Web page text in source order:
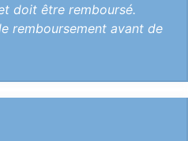
doit être remboursé.
remboursement avant de